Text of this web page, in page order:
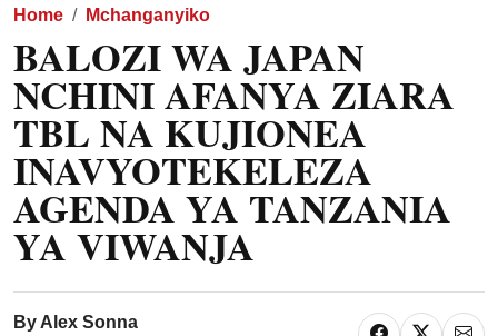
Home Mchanganyiko
BALOZI WA JAPAN
NCHINI AFANYA ZIARA
TBL NA KUJIONEA
INAVYOTEKELEZA
AGENDA YA TANZANIA
YA VIWANJA
By Alex Sonna